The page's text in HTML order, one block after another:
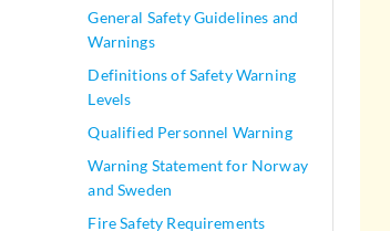
General Safety Guidelines and
Warnings
Definitions of Safety Warning
Levels
Qualified Personnel Warning
Warning Statement for Norway
and Sweden
Fire Safety Requirements